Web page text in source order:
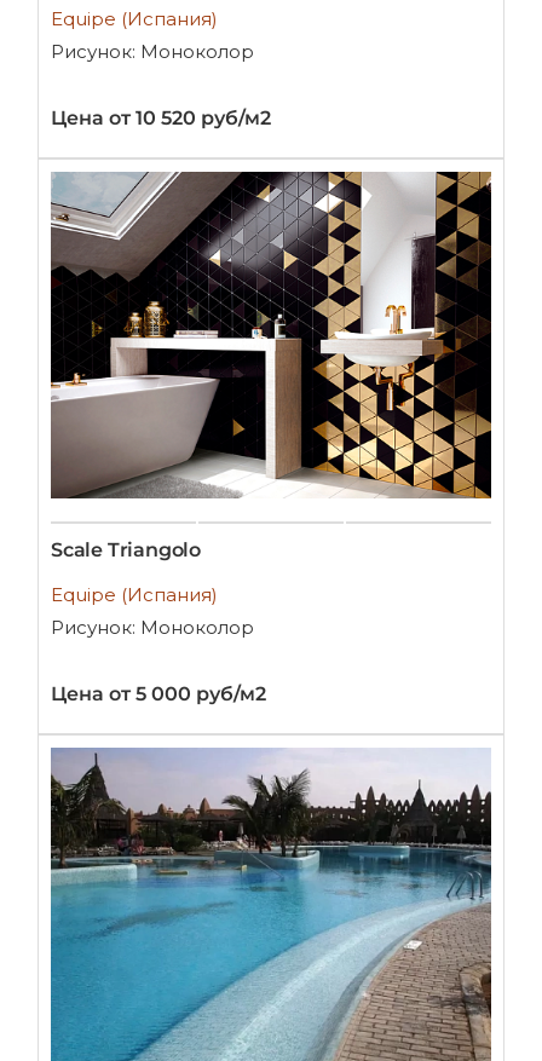
Equipe (Испания)
Рисунок: Моноколор
Цена от 10 520 руб/м2
Scale Triangolo
Equipe (Испания)
Рисунок: Моноколор
Цена от 5 000 руб/м2